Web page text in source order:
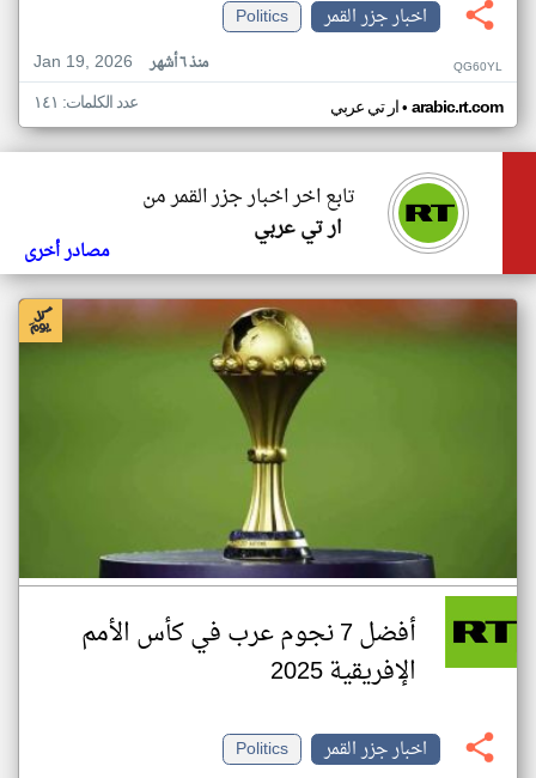
اخبار جزر القمر
Politics
Jan 19, 2026
منذ ٦ أشهر QG60YL
ار تي عربي• arabic.rt.com عدد الكلمات: ١٤١
تابع اخر اخبار جزر القمر من
ار تي عربي
مصادر أخرى
أفضل 7 نجوم عرب في كأس الأمم
الإفريقية 2025
اخبار جزر القمر
Politics